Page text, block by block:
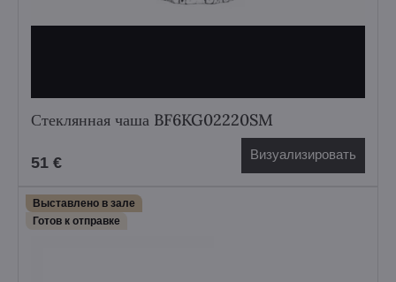
Стеклянная чаша BF6KG02220SM
51 € Визуализировать
Выставлено в зале
Готов к отправке